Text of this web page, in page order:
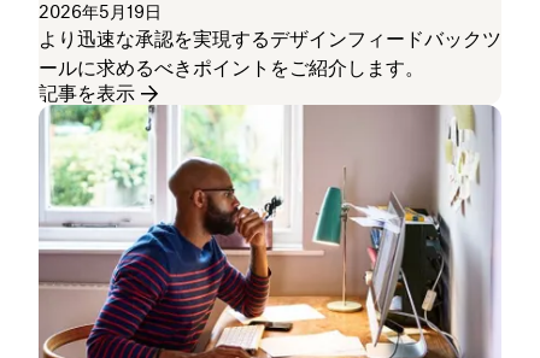
2026年5月19日
より迅速な承認を実現するデザインフィードバックツ
ールに求めるべきポイントをご紹介します。
記事を表示